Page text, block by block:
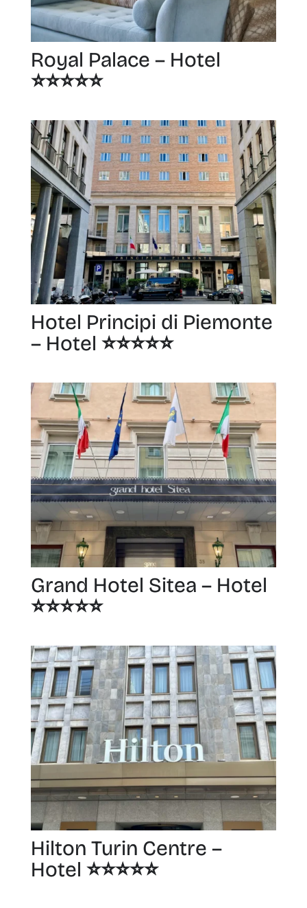
Royal Palace – Hotel
⭐️⭐️⭐️⭐️⭐️
Hotel Principi di Piemonte
– Hotel ⭐️⭐️⭐️⭐️⭐️
Grand Hotel Sitea – Hotel
⭐️⭐️⭐️⭐️⭐️
Hilton Turin Centre –
Hotel ⭐️⭐️⭐️⭐️⭐️